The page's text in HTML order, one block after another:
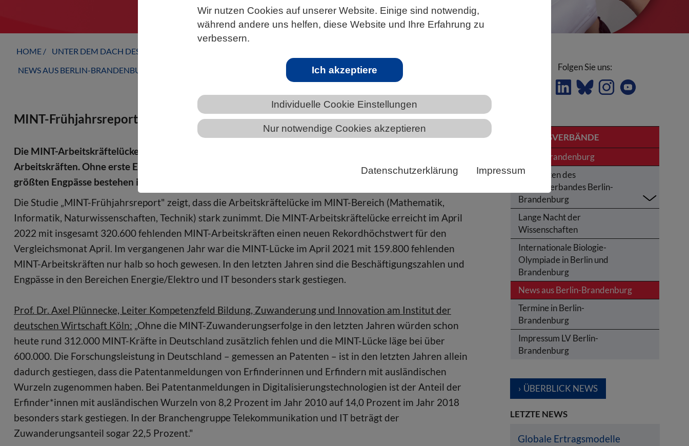
Wir nutzen Cookies auf unserer Website. Einige sind notwendig,
während andere uns helfen, diese Website und Ihre Erfahrung zu
verbessern.
Ich akzeptiere
Individuelle Cookie Einstellungen
Nur notwendige Cookies akzeptieren
Datenschutzerklärung Impressum
HOME UNTER DEM DACH DES VBIO
NEWS AUS BERLIN-BRANDENBURG
MINT-Frühjahrsreport 2022: Deutschland fehlen 320.600 MINT-Arbeitskräfte
Die MINT-Arbeitskräftelücke steigt auf einen April-Rekordwert in Höhe von 320.600 fehlenden MINT-
Arbeitskräften. Ohne erste Erfolge bei der Zuwanderung würde die Lücke bei über 600.000 liegen. Die
größten Engpässe bestehen in den Bereichen Energie/Elektro und IT.
Die Studie „MINT-Frühjahrsreport" zeigt, dass die Arbeitskräftelücke im MINT-Bereich (Mathematik,
Informatik, Naturwissenschaften, Technik) stark zunimmt. Die MINT-Arbeitskräftelücke erreicht im April
2022 mit insgesamt 320.600 fehlenden MINT-Arbeitskräften einen neuen Rekordhöchstwert für den
Vergleichsmonat April. Im vergangenen Jahr war die MINT-Lücke im April 2021 mit 159.800 fehlenden
MINT-Arbeitskräften nur halb so hoch gewesen. In den letzten Jahren sind die Beschäftigungszahlen und
Engpässe in den Bereichen Energie/Elektro und IT besonders stark gestiegen.
Prof. Dr. Axel Plünnecke, Leiter Kompetenzfeld Bildung, Zuwanderung und Innovation am Institut der
deutschen Wirtschaft Köln: „Ohne die MINT-Zuwanderungserfolge in den letzten Jahren würden schon
heute rund 312.000 MINT-Kräfte in Deutschland zusätzlich fehlen und die MINT-Lücke läge bei über
600.000. Die Forschungsleistung in Deutschland – gemessen an Patenten – ist in den letzten Jahren allein
dadurch gestiegen, dass die Patentanmeldungen von Erfinderinnen und Erfindern mit ausländischen
Wurzeln zugenommen haben. Bei Patentanmeldungen in Digitalisierungstechnologien ist der Anteil der
Erfinder*innen mit ausländischen Wurzeln von 8,2 Prozent im Jahr 2010 auf 14,0 Prozent im Jahr 2018
besonders stark gestiegen. In der Branchengruppe Telekommunikation und IT beträgt der
Zuwanderungsanteil sogar 22,5 Prozent."
Folgen Sie uns:
LANDESVERBÄNDE
Berlin-Brandenburg
Aktivitäten des
Landesverbandes Berlin-
Brandenburg
Lange Nacht der
Wissenschaften
Internationale Biologie-
Olympiade in Berlin und
Brandenburg
News aus Berlin-Brandenburg
Termine in Berlin-
Brandenburg
Impressum LV Berlin-
Brandenburg
ÜBERBLICK NEWS
LETZTE NEWS
Globale Ertragsmodelle